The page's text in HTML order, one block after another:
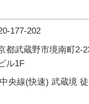
177-202
都武蔵野市境南町2-
ル1F
央線(快速) 武蔵境